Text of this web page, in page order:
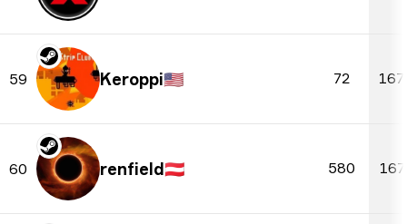
59 Keroppi🇺🇸 72
60 renfield🇦🇹 580